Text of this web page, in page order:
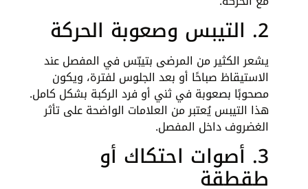
2. التيبس وصعوبة الحركة
يشعر الكثير من المرضى بتيبّس في المفصل عند
الاستيقاظ صباحًا أو بعد الجلوس لفترة، ويكون
مصحوبًا بصعوبة في ثني أو فرد الركبة بشكل كامل.
هذا التيبس يُعتبر من العلامات الواضحة على تأثر
الغضروف داخل المفصل.
3. أصوات احتكاك أو
طقطقة